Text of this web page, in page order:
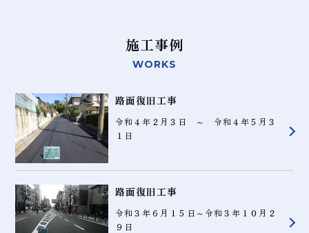
施工事例
WORKS
路面復旧工事
令和４年２月３日 ～ 令和４年５月３
１日
路面復旧工事
令和３年６月１５日～令和３年１０月２
９日